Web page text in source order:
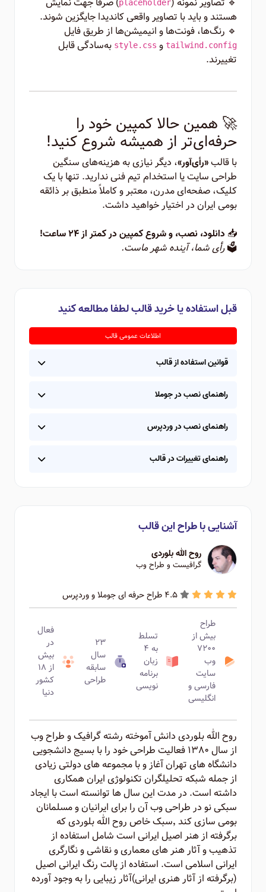
placeholder
هستند و باید با تصاویر واقعی کاندیدا جایگزین شوند.
🔹 رنگ‌ها، فونت‌ها و انیمیشن‌ها از طریق فایل
tailwind.config و style.css به‌سادگی قابل
تغییرند.
🚀 همین حالا کمپین خود را
حرفه‌ای‌تر از همیشه شروع کنید!
با قالب«رأی‌آور»، دیگر نیازی به هزینه‌های سنگین
طراحی سایت یا استخدام تیم فنی ندارید. تنها با یک
کلیک، صفحه‌ای مدرن، معتبر و کاملاً منطبق بر ذائقه
بومی ایران در اختیار خواهید داشت.
📥 دانلود، نصب، و شروع کمپین در کمتر از ۲۴ ساعت!
🗳️رأی شما، آینده شهر ماست.
قبل استفاده یا خرید قالب لطفا مطالعه کنید
اطلاعات عمومی قالب
قوانین استفاده از قالب
راهنمای نصب در جوملا
راهنمای نصب در وردپرس
راهنمای تغییرات در قالب
آشنایی با طراح این قالب
روح الله بلوردی
گرافیست و طراح وب
4.5 طراح حرفه ای جوملا و وردپرس
طراح
بیش از
۷۲۰۰
وب
سایت
فارسی و
انگلیسی
تسلط
به ۴
زبان
برنامه
نویسی
۲۳
سال
سابقه
طراحی
فعال
در
بیش
از ۱۸
کشور
دنیا
روح الله بلوردی دانش آموخته رشته گرافیک و طراح وب
از سال ۱۳۸۰ فعالیت طراحی خود را با بسیج دانشجویی
دانشگاه های تهران آغاز و با مجموعه های دولتی زیادی
از جمله شبکه تحلیلگران تکنولوژی ایران همکاری
داشته است. در مدت این سال ها توانسته است با ایجاد
سبکی نو در طراحی وب آن را برای ایرانیان و مسلمانان
بومی سازی کند ٬‌سبک خاص روح الله بلوردی که
برگرفته از هنر اصیل ایرانی است شامل استفاده از
تذهیب و آثار هنر های معماری و نقاشی و نگارگری
ایرانی اسلامی است. استفاده از پالت رنگ ایرانی اصیل
(برگرفته از آثار هنری ایرانی)‌آثار زیبایی را به وجود آورده